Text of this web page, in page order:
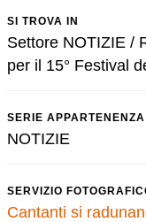
SI TROVA IN
Settore NOTIZIE /
per il 15° Festival
SERIE APPARTENENZA
NOTIZIE
SERVIZIO
Cantanti si